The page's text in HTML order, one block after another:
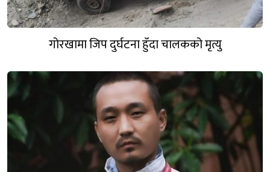
गोरखामा जिप दुर्घटना हुँदा चालकको मृत्यु